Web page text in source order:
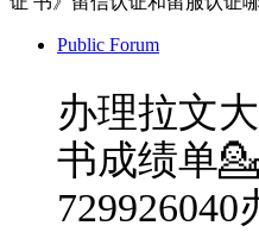
Public Forum
办理拉文
书成绩单